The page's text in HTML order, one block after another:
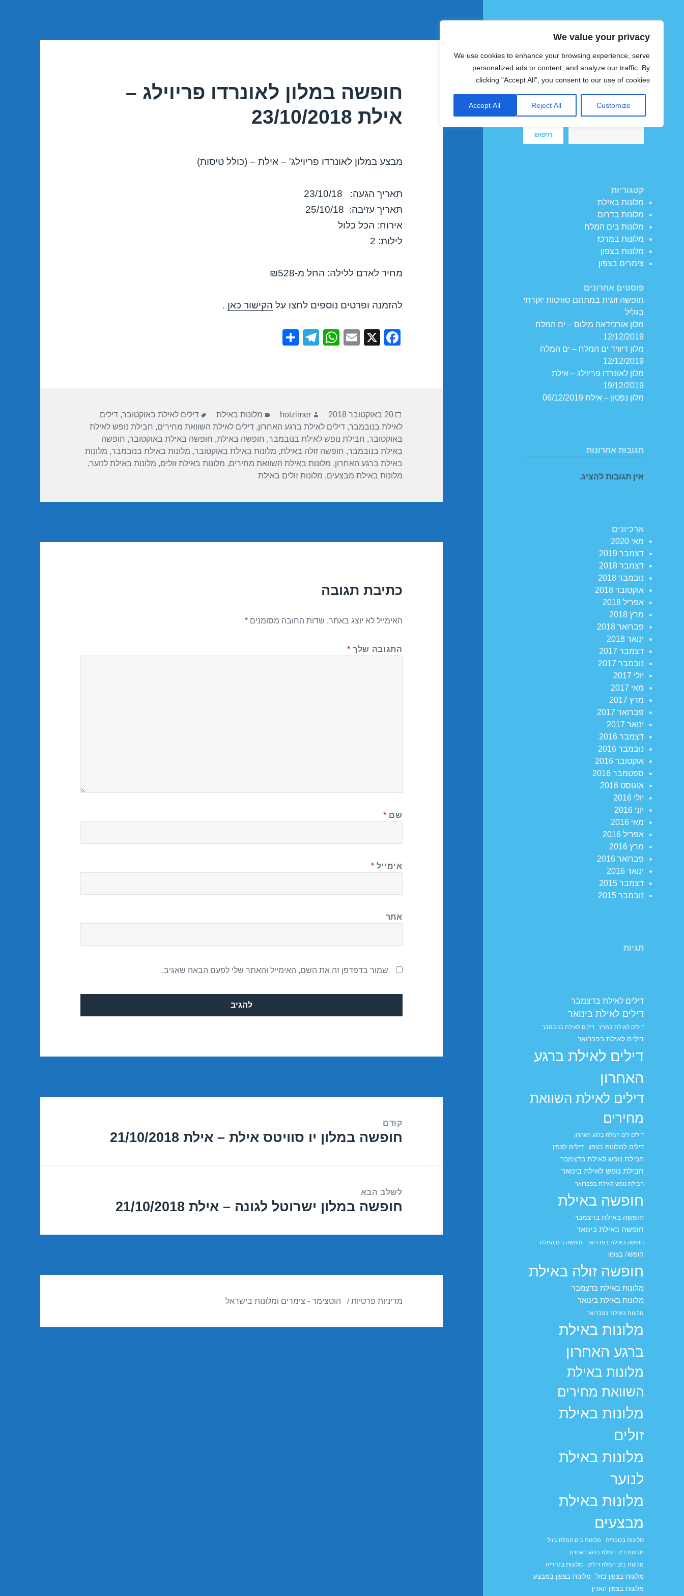
We value your privacy
We use cookies to enhance your browsing experience, serve
personalized ads or content, and analyze our traffic. By
clicking "Accept All", you consent to our use of cookies.
Customize
Reject All
Accept All
צימרים ומלונות זולים בישראל
חיפוש
חיפוש
קטגוריות
מלונות באילת
מלונות בדרום
מלונות בים המלח
מלונות במרכז
מלונות בצפון
צימרים בצפון
פוסטים אחרונים
חופשה זוגית במתחם סוויטות יוקרתי
בגליל
מלון אורכידאה מילוס – ים המלח
12/12/2019
מלון דיוויד ים המלח – ים המלח
12/12/2019
מלון לאונרדו פריוילג – אילת
19/12/2019
מלון נפטון – אילת 06/12/2019
תגובות אחרונות
אין תגובות להציג.
ארכיונים
מאי 2020
דצמבר 2019
דצמבר 2018
נובמבר 2018
אוקטובר 2018
אפריל 2018
מרץ 2018
פברואר 2018
ינואר 2018
דצמבר 2017
נובמבר 2017
יולי 2017
מאי 2017
מרץ 2017
פברואר 2017
ינואר 2017
דצמבר 2016
נובמבר 2016
אוקטובר 2016
ספטמבר 2016
אוגוסט 2016
יולי 2016
יוני 2016
מאי 2016
אפריל 2016
מרץ 2016
פברואר 2016
ינואר 2016
דצמבר 2015
נובמבר 2015
תגיות
דילים לאילת בדצמבר
דילים לאילת בינואר
דילים לאילת במרץ דילים לאילת בנובמבר
דילים לאילת בפברואר
דילים לאילת ברגע
האחרון
דילים לאילת השוואת
מחירים
דילים לים המלח ברגע האחרון
דילים למלונות בצפון דילים לצפון
חבילת נופש לאילת בדצמבר
חבילת נופש לאילת בינואר
חבילת נופש לאילת בפברואר
חופשה באילת
חופשה באילת בדצמבר
חופשה באילת בינואר
חופשה באילת בפברואר חופשה בים המלח
חופשה בצפון
חופשה זולה באילת
מלונות באילת בדצמבר
מלונות באילת בינואר
מלונות באילת בפברואר
מלונות באילת
ברגע האחרון
מלונות באילת
השוואת מחירים
מלונות באילת
זולים
מלונות באילת
לנוער
מלונות באילת
מבצעים
מלונות בטבריה
מלונות בים המלח בזול
מלונות בים המלח ברגע האחרון
מלונות בים המלח דילים
מלונות בנהריה
מלונות בצפון בזול
מלונות בצפון במבצע
מלונות בצפון הארץ
חופשה במלון לאונרדו פריוילג –
אילת 23/10/2018
מבצע במלון לאונרדו פריוילג' – אילת – (כולל טיסות)
תאריך הגעה: 23/10/18
תאריך עזיבה: 25/10/18
אירוח: הכל כלול
לילות: 2
מחיר לאדם ללילה: החל מ-₪528
להזמנה ופרטים נוספים לחצו על הקישור כאן .
F
o
o
k
X
E
W
p
p
T
m
פורסם
בתאריך
20 באוקטובר 2018 מחבר
hotzimer קטגוריות
מלונות באילת תגיות
דילים לאילת באוקטובר,דילים
לאילת בנובמבר,דילים לאילת ברגע האחרון,דילים לאילת השוואת מחירים, חבילת נופש לאילת
באוקטובר, חבילת נופש לאילת בנובמבר, חופשה באילת, חופשה באילת באוקטובר, חופשה
באילת בנובמבר, חופשה זולה באילת, מלונות באילת באוקטובר, מלונות באילת בנובמבר, מלונות
באילת ברגע האחרון, מלונות באילת השוואת מחירים, מלונות באילת זולים, מלונות באילת לנוער,
מלונות באילת מבצעים, מלונות זולים באילת
כתיבת תגובה
האימייל לא יוצג באתר. שדות החובה מסומנים*
התגובה שלך *
שם *
אימייל *
אתר
שמור בדפדפן זה את השם, האימייל והאתר שלי לפעם הבאה שאגיב.
קודם
הפוסט
חופשה במלון יו סוויטס אילת – אילת 21/10/2018
לשלב הבא
הפוסט
חופשה במלון ישרוטל לגונה – אילת 21/10/2018
מדיניות פרטיות הוטצימר - צימרים ומלונות בישראל